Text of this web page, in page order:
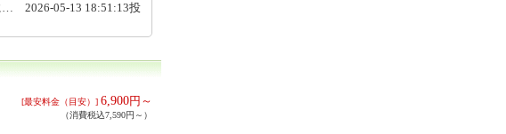
… 2026-05-13 18:51:13投
[最安料金（目安）] 6,900円～
（消費税込7,590円～）